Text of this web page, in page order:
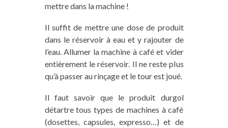
mettre dans la machine !
Il suffit de mettre une dose de produit
dans le réservoir à eau et y rajouter de
l’eau. Allumer la machine à café et vider
entièrement le réservoir. Il ne reste plus
qu’à passer au rinçage et le tour est joué.
Il faut savoir que le produit durgol
détartre tous types de machines à café
(dosettes, capsules, expresso…) et de